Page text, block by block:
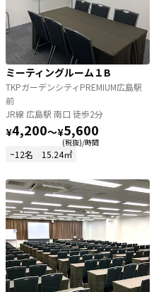
ミーティングルーム１B
TKPガーデンシティPREMIUM広島駅
前
JR線 広島駅 南口 徒歩2分
¥4,200〜¥5,600
(税抜)/時間
~12名 15.24㎡